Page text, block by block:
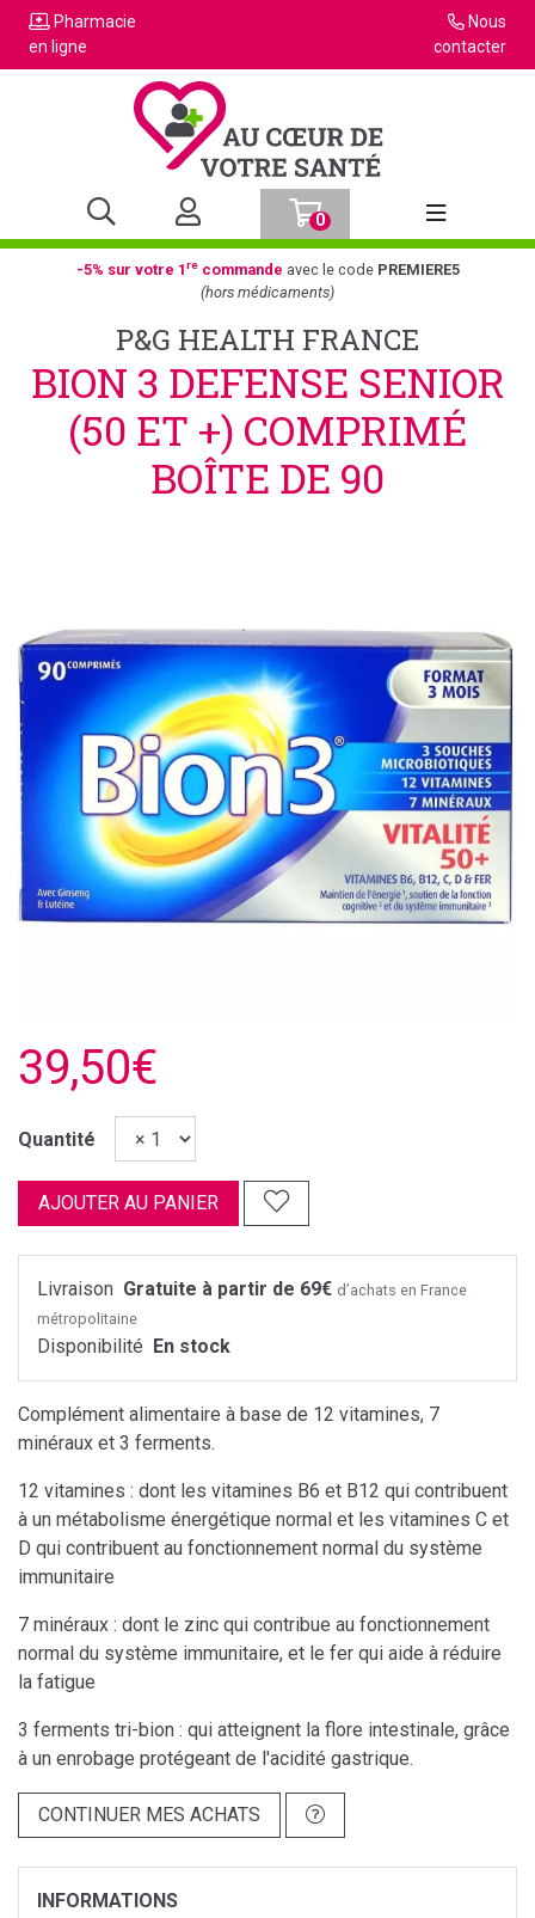
Pharmacie
en ligne
Nous
contacter
0
Afficher la
-5% sur votre 1recommande avec le code PREMIERE5
(hors médicaments)
P&G HEALTH FRANCE
BION 3 DEFENSE SENIOR
(50 ET +) COMPRIMÉ
BOÎTE DE 90
39,50€
Quantité
AJOUTER AU PANIER
Livraison Gratuite à partir de 69€ d’achats en France
métropolitaine
Disponibilité En stock
Complément alimentaire à base de 12 vitamines, 7
minéraux et 3 ferments.
12 vitamines : dont les vitamines B6 et B12 qui contribuent
à un métabolisme énergétique normal et les vitamines C et
D qui contribuent au fonctionnement normal du système
immunitaire
7 minéraux : dont le zinc qui contribue au fonctionnement
normal du système immunitaire, et le fer qui aide à réduire
la fatigue
3 ferments tri-bion : qui atteignent la flore intestinale, grâce
à un enrobage protégeant de l'acidité gastrique.
CONTINUER MES ACHATS
INFORMATIONS